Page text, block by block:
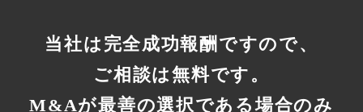
当社は完全成功報酬ですので、
ご相談は無料です。
M&Aが最善の選択である場合のみ